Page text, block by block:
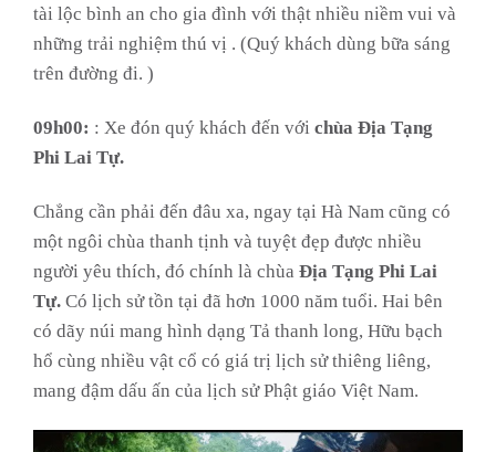
tài lộc bình an cho gia đình với thật nhiều niềm vui và
những trải nghiệm thú vị . (Quý khách dùng bữa sáng
trên đường đi. )
09h00: : Xe đón quý khách đến với chùa Địa Tạng
Phi Lai Tự.
Chẳng cần phải đến đâu xa, ngay tại Hà Nam cũng có
một ngôi chùa thanh tịnh và tuyệt đẹp được nhiều
người yêu thích, đó chính là chùa Địa Tạng Phi Lai
Tự. Có lịch sử tồn tại đã hơn 1000 năm tuổi. Hai bên
có dãy núi mang hình dạng Tả thanh long, Hữu bạch
hổ cùng nhiều vật cổ có giá trị lịch sử thiêng liêng,
mang đậm dấu ấn của lịch sử Phật giáo Việt Nam.